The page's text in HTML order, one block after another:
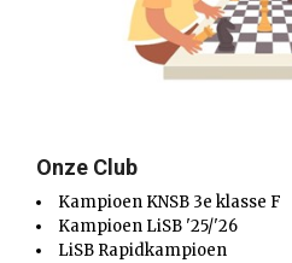
Onze Club
Kampioen KNSB 3e klasse F
Kampioen LiSB '25/'26
LiSB Rapidkampioen